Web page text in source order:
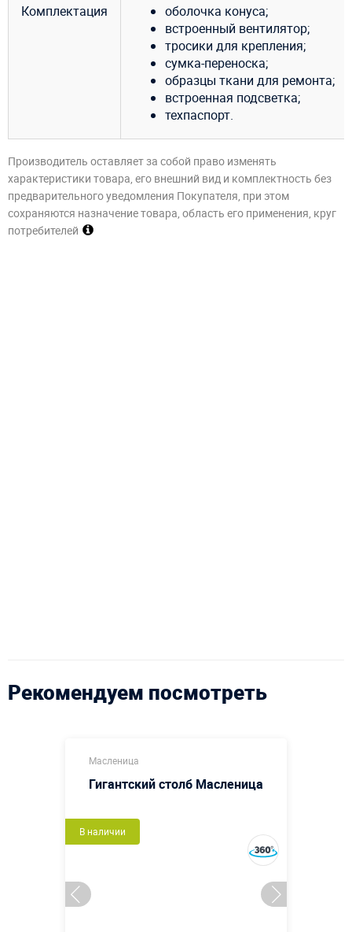
Комплектация
оболочка конуса;
встроенный вентилятор;
тросики для крепления;
сумка-переноска;
образцы ткани для ремонта;
встроенная подсветка;
техпаспорт.
Производитель оставляет за собой право изменять
характеристики товара, его внешний вид и комплектность без
предварительного уведомления Покупателя, при этом
сохраняются назначение товара, область его применения, круг
потребителей
Рекомендуем посмотреть
Масленица
Гигантский столб Масленица
В наличии